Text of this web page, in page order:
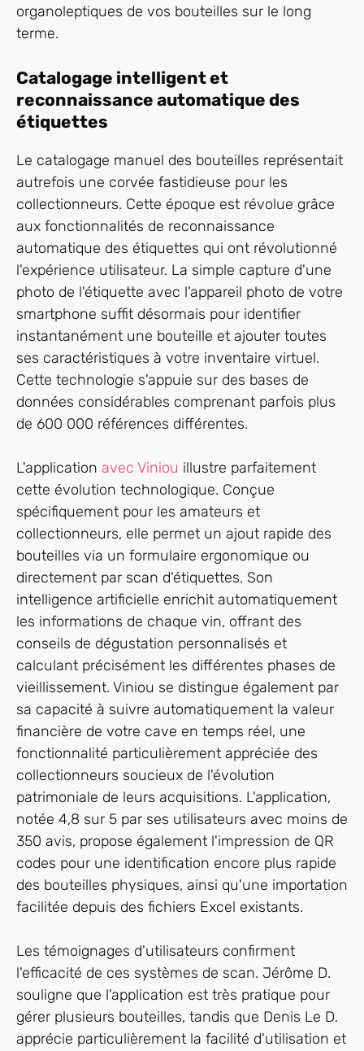
organoleptiques de vos bouteilles sur le long
terme.
Catalogage intelligent et
reconnaissance automatique des
étiquettes
Le catalogage manuel des bouteilles représentait
autrefois une corvée fastidieuse pour les
collectionneurs. Cette époque est révolue grâce
aux fonctionnalités de reconnaissance
automatique des étiquettes qui ont révolutionné
l'expérience utilisateur. La simple capture d'une
photo de l'étiquette avec l'appareil photo de votre
smartphone suffit désormais pour identifier
instantanément une bouteille et ajouter toutes
ses caractéristiques à votre inventaire virtuel.
Cette technologie s'appuie sur des bases de
données considérables comprenant parfois plus
de 600 000 références différentes.
L'application avec Viniou illustre parfaitement
cette évolution technologique. Conçue
spécifiquement pour les amateurs et
collectionneurs, elle permet un ajout rapide des
bouteilles via un formulaire ergonomique ou
directement par scan d'étiquettes. Son
intelligence artificielle enrichit automatiquement
les informations de chaque vin, offrant des
conseils de dégustation personnalisés et
calculant précisément les différentes phases de
vieillissement. Viniou se distingue également par
sa capacité à suivre automatiquement la valeur
financière de votre cave en temps réel, une
fonctionnalité particulièrement appréciée des
collectionneurs soucieux de l'évolution
patrimoniale de leurs acquisitions. L'application,
notée 4,8 sur 5 par ses utilisateurs avec moins de
350 avis, propose également l'impression de QR
codes pour une identification encore plus rapide
des bouteilles physiques, ainsi qu'une importation
facilitée depuis des fichiers Excel existants.
Les témoignages d'utilisateurs confirment
l'efficacité de ces systèmes de scan. Jérôme D.
souligne que l'application est très pratique pour
gérer plusieurs bouteilles, tandis que Denis Le D.
apprécie particulièrement la facilité d'utilisation et